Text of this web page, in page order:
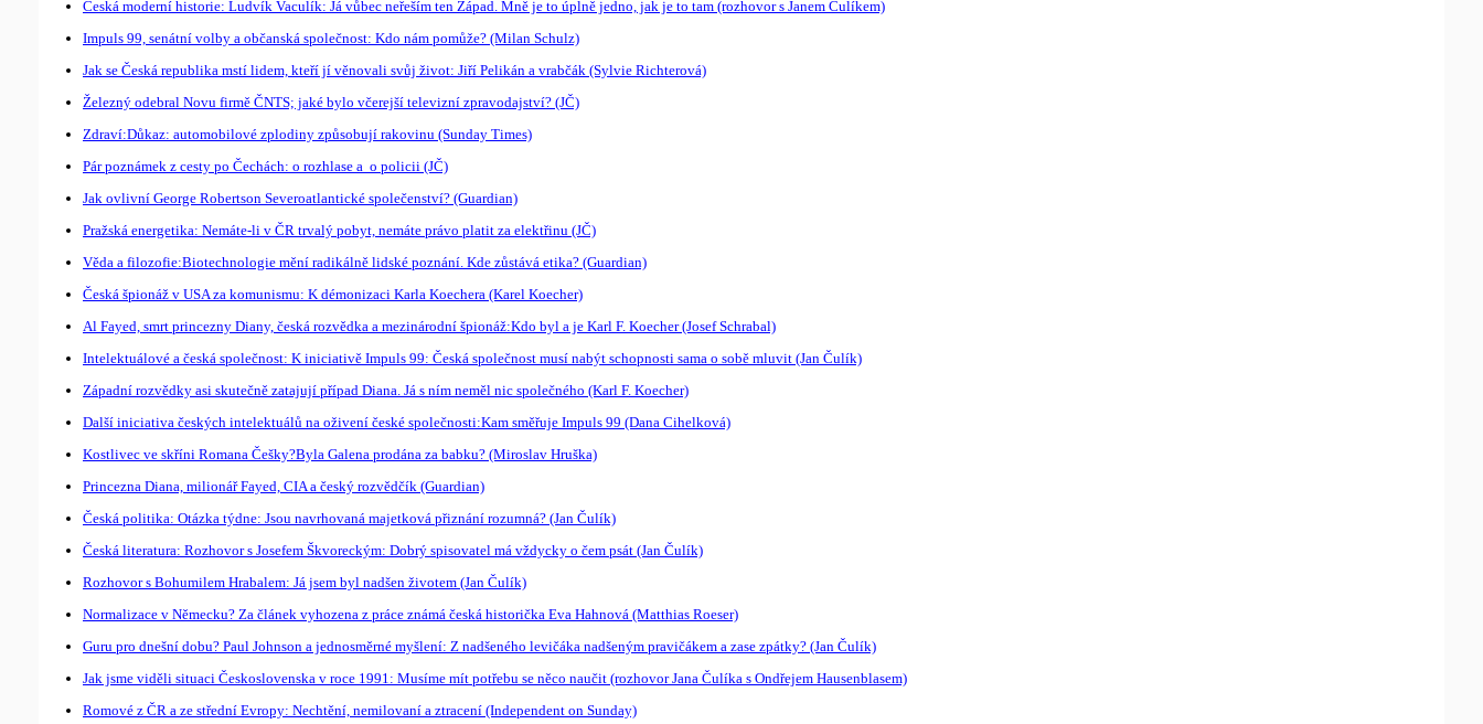
Česká moderní historie: Ludvík Vaculík: Já vůbec neřeším ten Západ. Mně je to úplně jedno, jak je to tam (rozhovor s Janem Čulíkem)
Impuls 99, senátní volby a občanská společnost: Kdo nám pomůže? (Milan Schulz)
Jak se Česká republika mstí lidem, kteří jí věnovali svůj život: Jiří Pelikán a vrabčák (Sylvie Richterová)
Železný odebral Novu firmě ČNTS; jaké bylo včerejší televizní zpravodajství? (JČ)
Zdraví:Důkaz: automobilové zplodiny způsobují rakovinu (Sunday Times)
Pár poznámek z cesty po Čechách: o rozhlase a o policii (JČ)
Jak ovlivní George Robertson Severoatlantické společenství? (Guardian)
Pražská energetika: Nemáte-li v ČR trvalý pobyt, nemáte právo platit za elektřinu (JČ)
Věda a filozofie:Biotechnologie mění radikálně lidské poznání. Kde zůstává etika? (Guardian)
Česká špionáž v USA za komunismu: K démonizaci Karla Koechera (Karel Koecher)
Al Fayed, smrt princezny Diany, česká rozvědka a mezinárodní špionáž:Kdo byl a je Karl F. Koecher (Josef Schrabal)
Intelektuálové a česká společnost: K iniciativě Impuls 99: Česká společnost musí nabýt schopnosti sama o sobě mluvit (Jan Čulík)
Západní rozvědky asi skutečně zatajují případ Diana. Já s ním neměl nic společného (Karl F. Koecher)
Další iniciativa českých intelektuálů na oživení české společnosti:Kam směřuje Impuls 99 (Dana Cihelková)
Kostlivec ve skříni Romana Češky?Byla Galena prodána za babku? (Miroslav Hruška)
Princezna Diana, milionář Fayed, CIA a český rozvědčík (Guardian)
Česká politika: Otázka týdne: Jsou navrhovaná majetková přiznání rozumná? (Jan Čulík)
Česká literatura: Rozhovor s Josefem Škvoreckým: Dobrý spisovatel má vždycky o čem psát (Jan Čulík)
Rozhovor s Bohumilem Hrabalem: Já jsem byl nadšen životem (Jan Čulík)
Normalizace v Německu? Za článek vyhozena z práce známá česká historička Eva Hahnová (Matthias Roeser)
Guru pro dnešní dobu? Paul Johnson a jednosměrné myšlení: Z nadšeného levičáka nadšeným pravičákem a zase zpátky? (Jan Čulík)
Jak jsme viděli situaci Československa v roce 1991: Musíme mít potřebu se něco naučit (rozhovor Jana Čulíka s Ondřejem Hausenblasem)
Romové z ČR a ze střední Evropy: Nechtění, nemilovaní a ztracení (Independent on Sunday)